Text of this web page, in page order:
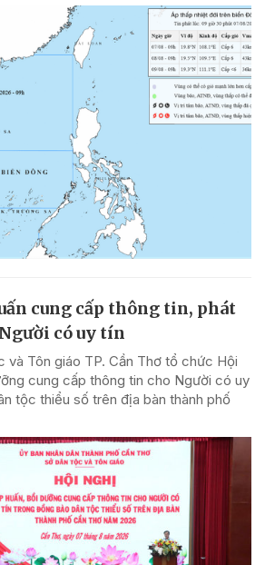
cung cấp thông tin, phát
có uy tín
và Tôn giáo TP. Cần Thơ tổ chức Hội
cung cấp thông tin cho Người có uy
tộc thiểu số trên địa bàn thành phố